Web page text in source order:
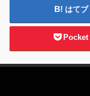
はてブ
Pocket